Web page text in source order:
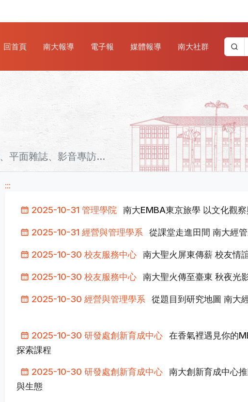
回首頁 南大報導 電子報 媒體報導 南大社群
平面雜誌、影音專訪...
:::
2025-10-31 管理學院 南大EMBA東京旅學 以文化觀
2025-10-31 經營與管理學系 從課堂走進田間 南大經
2025-10-30 校友服務中心 南大聖火屏東傳薪 校友情
2025-10-30 校友服務中心 南大聖火傳至臺東 秋夜光
2025-10-30 經營與管理學系 從題目到研究地圖 南大
2025-10-30 研發處創新育成中心 在香氣裡遇見你的
探索課程
2025-10-30 研發處創新育成中心 南大創新育成中心
與生態